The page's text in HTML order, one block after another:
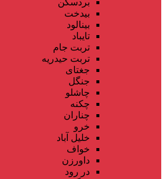
بیدخت
بینالود
تایباد
تربت جام
تربت حیدریه
جغتای
جنگل
چاشلو
چکنه
چناران
خرو
خلیل آباد
خواف
داورزن
در رود